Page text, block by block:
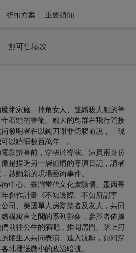
折扣方案 重要須知
無可售場次
術家庭、摔角女人、連續殺人犯的筆
石頭的警衛。龐大的鳥群在飛行間接
發明者在以鈍刀謝罪切腹前說，「現
以瞌睡數百萬年」。
影螢幕前，穿梭於導演、演員兩身份
是捏造另一層虛構的導演日記，講者
啟動新的現場藝術事件。
中心、臺灣當代文化實驗場、墨西哥
創作計畫《不知邊際、不知所謂事
司、美國單人房監禁者及友人，共同
構寓言之間的系列影像，參與者依據
前往公牛的酒吧，推開房門、踏上河
陌生人共同表演、進入沈睡，如同深
地播送微小的政治暗號。